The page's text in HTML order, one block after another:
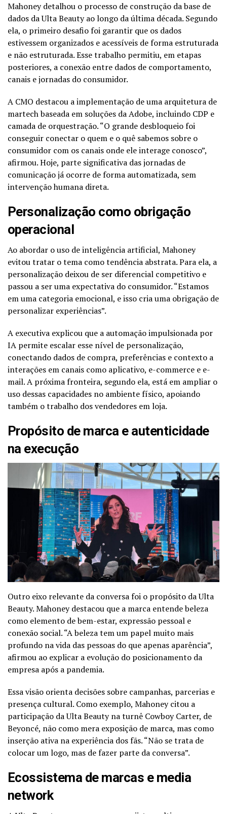
Mahoney detalhou o processo de construção da base de
dados da Ulta Beauty ao longo da última década. Segundo
ela, o primeiro desafio foi garantir que os dados
estivessem organizados e acessíveis de forma estruturada
e não estruturada. Esse trabalho permitiu, em etapas
posteriores, a conexão entre dados de comportamento,
canais e jornadas do consumidor.
A CMO destacou a implementação de uma arquitetura de
martech baseada em soluções da Adobe, incluindo CDP e
camada de orquestração. “O grande desbloqueio foi
conseguir conectar o quem e o quê sabemos sobre o
consumidor com os canais onde ele interage conosco”,
afirmou. Hoje, parte significativa das jornadas de
comunicação já ocorre de forma automatizada, sem
intervenção humana direta.
Personalização como obrigação
operacional
Ao abordar o uso de inteligência artificial, Mahoney
evitou tratar o tema como tendência abstrata. Para ela, a
personalização deixou de ser diferencial competitivo e
passou a ser uma expectativa do consumidor. “Estamos
em uma categoria emocional, e isso cria uma obrigação de
personalizar experiências”.
A executiva explicou que a automação impulsionada por
IA permite escalar esse nível de personalização,
conectando dados de compra, preferências e contexto a
interações em canais como aplicativo, e-commerce e e-
mail. A próxima fronteira, segundo ela, está em ampliar o
uso dessas capacidades no ambiente físico, apoiando
também o trabalho dos vendedores em loja.
Propósito de marca e autenticidade
na execução
Outro eixo relevante da conversa foi o propósito da Ulta
Beauty. Mahoney destacou que a marca entende beleza
como elemento de bem-estar, expressão pessoal e
conexão social. “A beleza tem um papel muito mais
profundo na vida das pessoas do que apenas aparência”,
afirmou ao explicar a evolução do posicionamento da
empresa após a pandemia.
Essa visão orienta decisões sobre campanhas, parcerias e
presença cultural. Como exemplo, Mahoney citou a
participação da Ulta Beauty na turnê Cowboy Carter, de
Beyoncé, não como mera exposição de marca, mas como
inserção ativa na experiência dos fãs. “Não se trata de
colocar um logo, mas de fazer parte da conversa”.
Ecossistema de marcas e media
network